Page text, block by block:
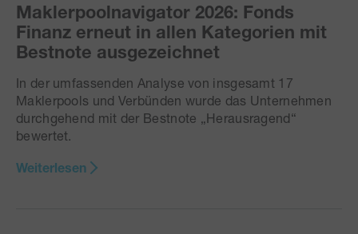
Maklerpoolnavigator 2026: Fonds
Finanz erneut in allen Kategorien mit
Bestnote ausgezeichnet
In der umfassenden Analyse von insgesamt 17
Maklerpools und Verbünden wurde das Unternehmen
durchgehend mit der Bestnote „Herausragend“
bewertet.
Weiterlesen